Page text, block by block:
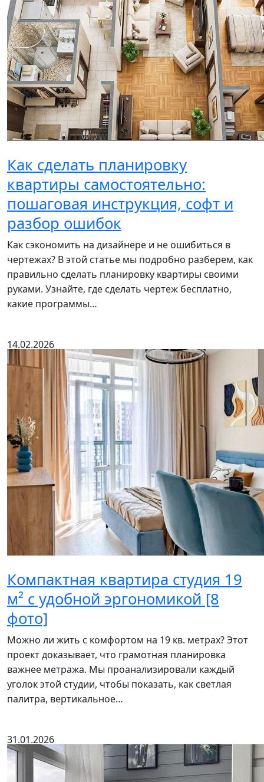
Как сделать планировку
квартиры самостоятельно:
пошаговая инструкция, софт и
разбор ошибок
Как сэкономить на дизайнере и не ошибиться в
чертежах? В этой статье мы подробно разберем, как
правильно сделать планировку квартиры своими
руками. Узнайте, где сделать чертеж бесплатно,
какие программы…
14.02.2026
Компактная квартира студия 19
м² с удобной эргономикой [8
фото]
Можно ли жить с комфортом на 19 кв. метрах? Этот
проект доказывает, что грамотная планировка
важнее метража. Мы проанализировали каждый
уголок этой студии, чтобы показать, как светлая
палитра, вертикальное…
31.01.2026